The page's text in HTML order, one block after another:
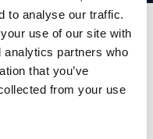
to analyse our traffic.
use of our site with
analytics partners who
that you’ve
from your use